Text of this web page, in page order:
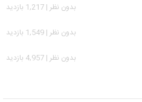
بدون نظر | 1,217 بازدید
بدون نظر | 1,549 بازدید
بدون نظر | 4,957 بازدید